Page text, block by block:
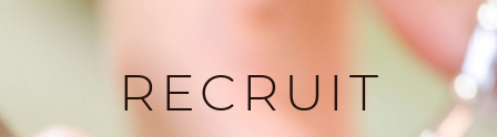
RECRUIT